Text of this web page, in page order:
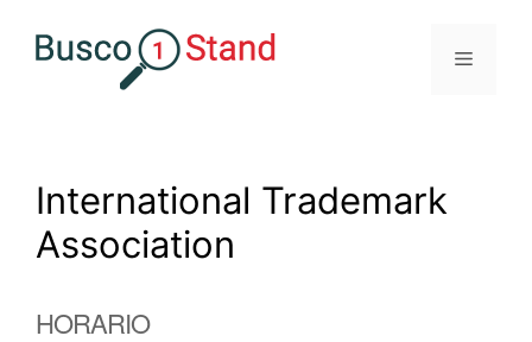
Menú
International Trademark
Association
HORARIO